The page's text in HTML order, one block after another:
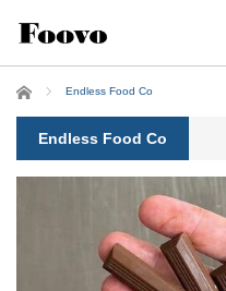
ホーム Endless Food Co
Endless Food Co